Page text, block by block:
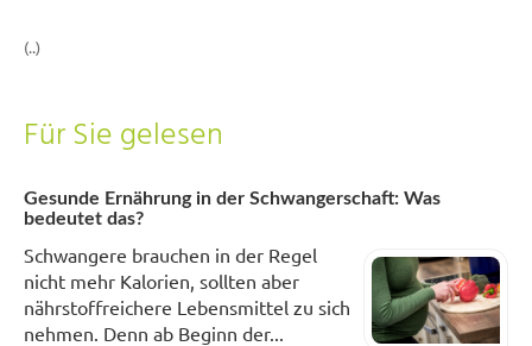
(..)
Für Sie gelesen
Gesunde Ernährung in der Schwangerschaft: Was
bedeutet das?
Schwangere brauchen in der Regel
nicht mehr Kalorien, sollten aber
nährstoffreichere Lebensmittel zu sich
nehmen. Denn ab Beginn der...